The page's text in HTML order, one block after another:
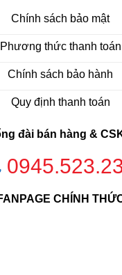
Chính sách bảo mật
Phương thức thanh toán
Chính sách bảo hành
Quy định thanh toán
đài bán hàng &
CHÍNH